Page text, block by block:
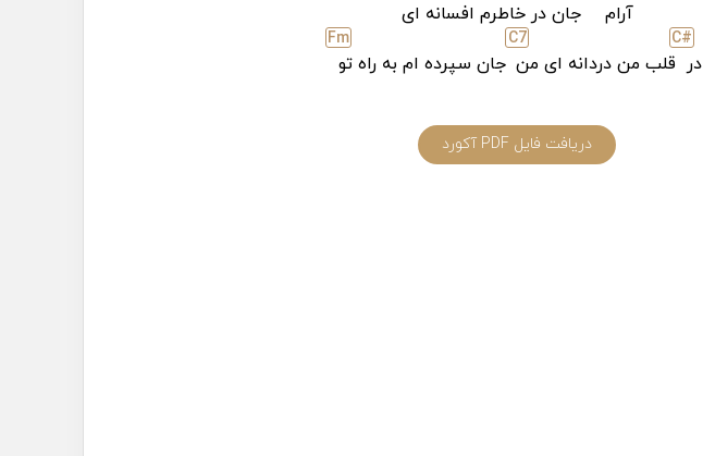
آرام جان در خاطرم افسانه ای
در
C#
قلب من دردانه ای من
C7
جان سپرده ام به راه تو
Fm
دریافت فایل PDF آکورد